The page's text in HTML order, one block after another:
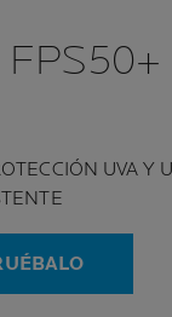
FPS50+
UVA Y